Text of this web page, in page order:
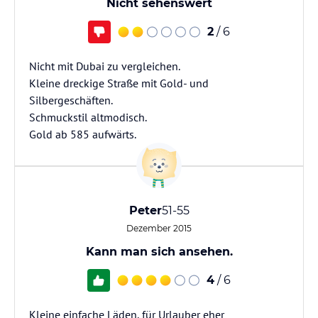
Nicht sehenswert
2 / 6
Nicht mit Dubai zu vergleichen.
Kleine dreckige Straße mit Gold- und
Silbergeschäften.
Schmuckstil altmodisch.
Gold ab 585 aufwärts.
Peter51-55
Dezember 2015
Kann man sich ansehen.
4 / 6
Kleine einfache Läden, für Urlauber eher